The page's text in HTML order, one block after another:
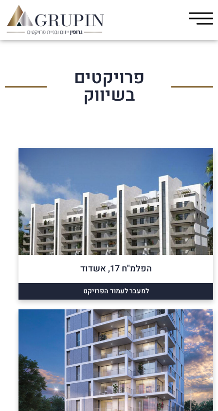
פרויקטים
בשיווק
הפלמ"ח 17, אשדוד
למעבר לעמוד הפרויקט